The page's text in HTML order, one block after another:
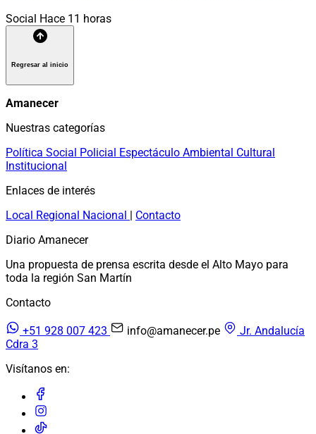
Social Hace 11 horas
Regresar al inicio
Amanecer
Nuestras categorías
Política Social Policial Espectáculo Ambiental Cultural
Institucional
Enlaces de interés
Local Regional Nacional | Contacto
Diario Amanecer
Una propuesta de prensa escrita desde el Alto Mayo para
toda la región San Martín
Contacto
+51 928 007 423 info@amanecer.pe
Jr. Andalucía
Cdra 3
Visítanos en: